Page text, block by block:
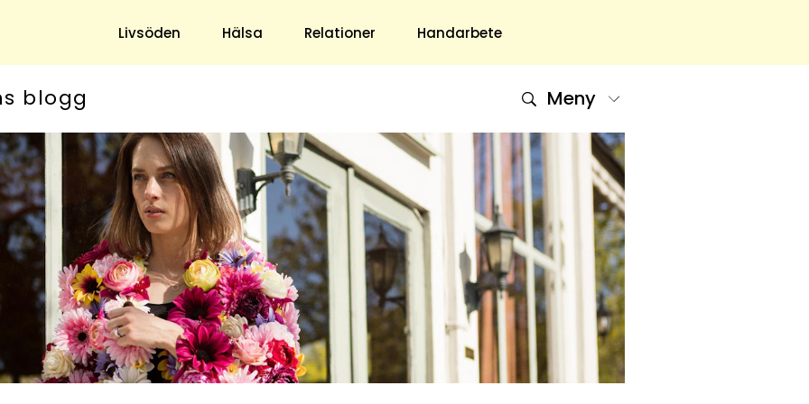
Livsöden Hälsa Relationer Handarbete
& Trädgård
Hushåll
Ekonomi
Mat & Dryck
& Antikt
DIY - Gör Det Själv
Underhållning
Nöje
TV
Horoskop
Quiz
Om Oss
Om Oss & Kontakt
Tidningar Hos Allas.se
Nyhetsbrev
Om Cookies
Integritetspolicy
Skapa Konto
Hantera Preferenser
blogg Meny